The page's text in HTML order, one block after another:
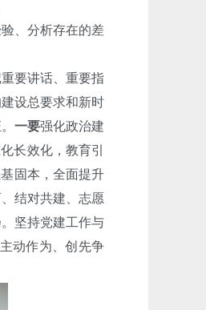
、分析存在的差
要讲话、重要指
设总要求和新时
一要强化政治建
长效化，教育引
固本，全面提升
结对共建、志愿
坚持党建工作与
动作为、创先争